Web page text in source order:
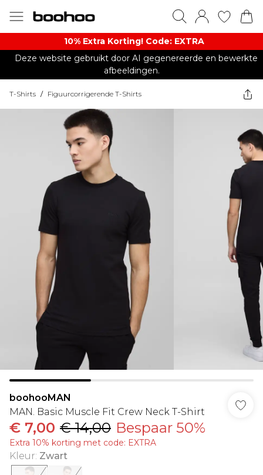
10% Extra Korting! Code: EXTRA​
Deze website gebruikt door AI gegenereerde en bewerkte
afbeeldingen.
T-Shirts / Figuurcorrigerende T-Shirts
boohooMAN
MAN. Basic Muscle Fit Crew Neck T-Shirt
€ 7,00 € 14,00 Bespaar 50%
Extra 10% korting met code: EXTRA
Kleur: Zwart